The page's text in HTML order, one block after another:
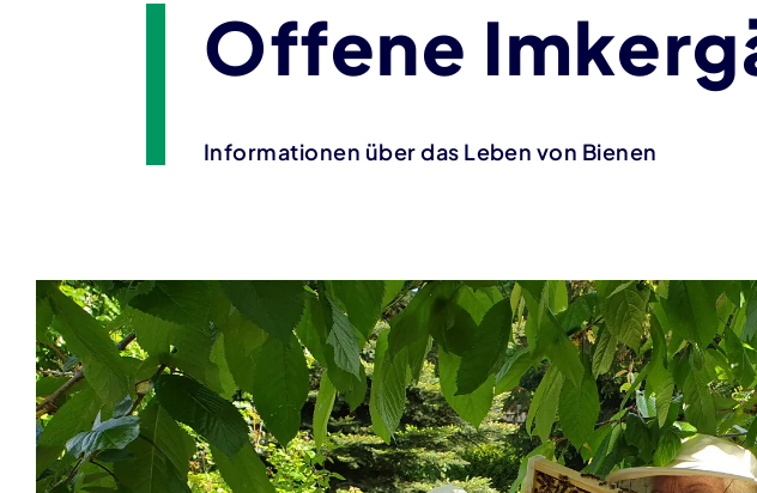
Offene
Informationen über das Leben von Bienen